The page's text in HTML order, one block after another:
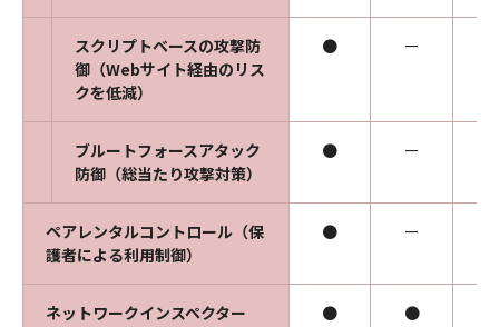
スクリプトベースの攻撃防
御（Webサイト経由のリス
クを低減）
● ー
ブルートフォースアタック
防御（総当たり攻撃対策）
● ー
ペアレンタルコントロール（保
護者による利用制御）
● ー
ネットワークインスペクター
● ●